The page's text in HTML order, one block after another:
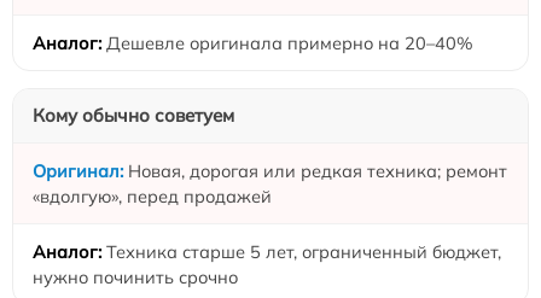
Дешевле оригинала примерно на 20–40%
Кому обычно советуем
Новая, дорогая или редкая техника; ремонт
«вдолгую», перед продажей
Техника старше 5 лет, ограниченный бюджет,
нужно починить срочно